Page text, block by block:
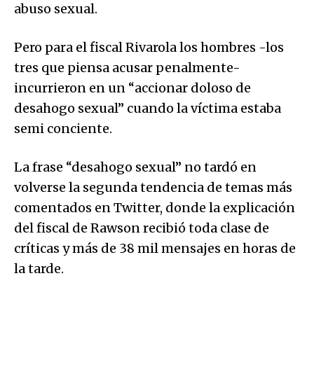
abuso sexual.
Pero para el fiscal Rivarola los hombres -los
tres que piensa acusar penalmente-
incurrieron en un “accionar doloso de
desahogo sexual” cuando la víctima estaba
semi conciente.
La frase “desahogo sexual” no tardó en
volverse la segunda tendencia de temas más
comentados en Twitter, donde la explicación
del fiscal de Rawson recibió toda clase de
críticas y más de 38 mil mensajes en horas de
la tarde.